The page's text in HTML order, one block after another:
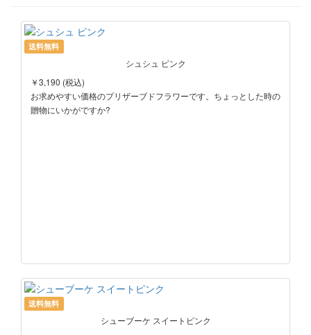
送料無料
シュシュ ピンク
￥3,190 (税込)
お求めやすい価格のプリザーブドフラワーです。ちょっとした時の
贈物にいかがですか?
送料無料
シューブーケ スイートピンク